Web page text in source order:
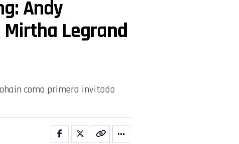
Andy
Legrand
como primera invitada